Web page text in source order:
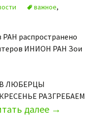
важное,
распространено
ИНИОН РАН Зои
ЛЮБЕРЦЫ
РАЗГРЕБАЕМ
далее →